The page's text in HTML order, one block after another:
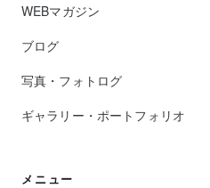
WEBマガジン
ブログ
写真・フォトログ
ギャラリー・ポートフォリオ
メニュー